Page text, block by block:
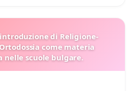
di Religione-
come materia
nelle scuole bulgare.